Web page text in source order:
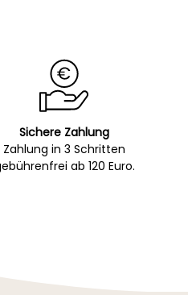
Sichere Zahlung
Zahlung in 3 Schritten
ab 120 Euro.